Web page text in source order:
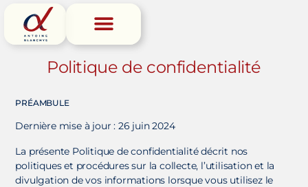
Politique de confidentialité
PRÉAMBULE
Dernière mise à jour : 26 juin 2024
La présente Politique de confidentialité décrit nos
politiques et procédures sur la collecte, l’utilisation et la
divulgation de vos informations lorsque vous utilisez le